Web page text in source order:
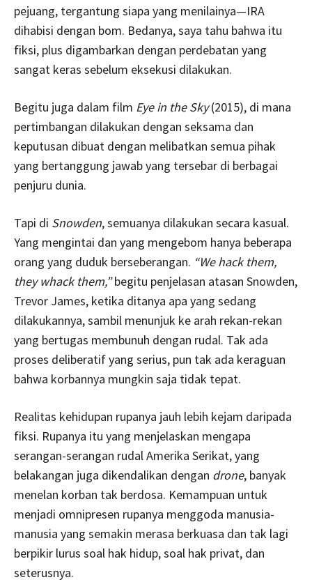
pejuang, tergantung siapa yang menilainya—IRA
dihabisi dengan bom. Bedanya, saya tahu bahwa itu
fiksi, plus digambarkan dengan perdebatan yang
sangat keras sebelum eksekusi dilakukan.
Begitu juga dalam film Eye in the Sky(2015), di mana
pertimbangan dilakukan dengan seksama dan
keputusan dibuat dengan melibatkan semua pihak
yang bertanggung jawab yang tersebar di berbagai
penjuru dunia.
Tapi di Snowden, semuanya dilakukan secara kasual.
Yang mengintai dan yang mengebom hanya beberapa
orang yang duduk berseberangan. “We hack them,
they whack them,”begitu penjelasan atasan Snowden,
Trevor James, ketika ditanya apa yang sedang
dilakukannya, sambil menunjuk ke arah rekan-rekan
yang bertugas membunuh dengan rudal. Tak ada
proses deliberatif yang serius, pun tak ada keraguan
bahwa korbannya mungkin saja tidak tepat.
Realitas kehidupan rupanya jauh lebih kejam daripada
fiksi. Rupanya itu yang menjelaskan mengapa
serangan-serangan rudal Amerika Serikat, yang
belakangan juga dikendalikan dengan drone, banyak
menelan korban tak berdosa. Kemampuan untuk
menjadi omnipresen rupanya menggoda manusia-
manusia yang semakin merasa berkuasa dan tak lagi
berpikir lurus soal hak hidup, soal hak privat, dan
seterusnya.